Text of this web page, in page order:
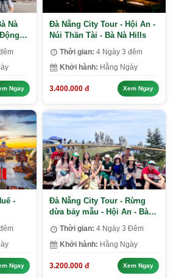
Nà
Ngay
Đà Nẵng City Tour - Hội An -
Núi Thần Tài - Bà Nà Hills
Thời gian: 4 Ngày 3 đêm
Khởi hành: Hằng Ngày
3.400.000 đ Xem Ngay
-
Ngay
Đà Nẵng City Tour - Rừng
dừa bảy mẫu - Hội An - Bà
Nà Hills
Thời gian: 4 Ngày 3 Đêm
Khởi hành: Hằng Ngày
3.200.000 đ Xem Ngay